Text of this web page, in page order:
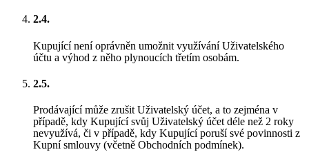
2.4.
Kupující není oprávněn umožnit využívání Uživatelského
účtu a výhod z něho plynoucích třetím osobám.
2.5.
Prodávající může zrušit Uživatelský účet, a to zejména v
případě, kdy Kupující svůj Uživatelský účet déle než 2 roky
nevyužívá, či v případě, kdy Kupující poruší své povinnosti z
Kupní smlouvy (včetně Obchodních podmínek).